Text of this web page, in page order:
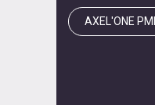
AXEL'ONE PMI